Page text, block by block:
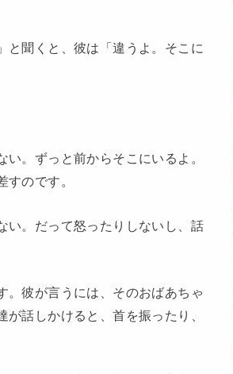
と聞くと、彼は「違うよ。そこに
。ずっと前からそこにいるよ。
のです。
い。だって怒ったりしないし、話
。彼が言うには、そのおばあちゃ
話しかけると、首を振ったり、